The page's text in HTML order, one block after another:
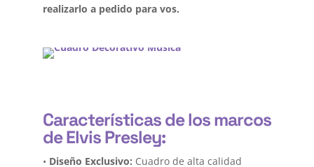
realizarlo a pedido para vos.
Características de los marcos
de Elvis Presley:
• Diseño Exclusivo: Cuadro de alta calidad